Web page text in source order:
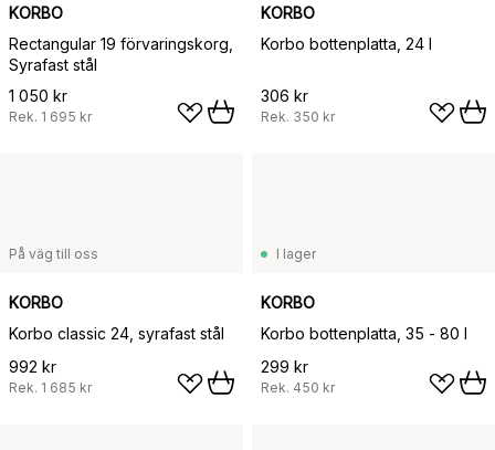
KORBO
Rectangular 19 förvaringskorg,
Syrafast stål
1 050 kr
Rek. 1 695 kr
KORBO
Korbo bottenplatta, 24 l
306 kr
Rek. 350 kr
På väg till oss
KORBO
Korbo classic 24, syrafast stål
992 kr
Rek. 1 685 kr
I lager
KORBO
Korbo bottenplatta, 35 - 80 l
299 kr
Rek. 450 kr